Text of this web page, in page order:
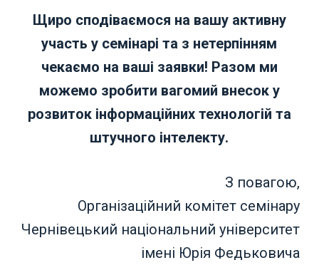
Щиро сподіваємося на вашу активну
участь у семінарі та з нетерпінням
чекаємо на ваші заявки! Разом ми
можемо зробити вагомий внесок у
розвиток інформаційних технологій та
штучного інтелекту.
З повагою,
Організаційний комітет семінару
Чернівецький національний університет
імені Юрія Федьковича